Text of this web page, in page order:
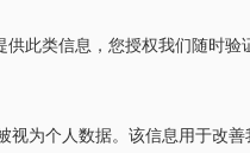
此类信息，您授权我们随时
为个人数据。该信息用于改